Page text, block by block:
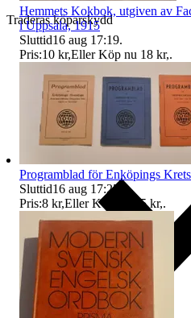
Traderas köparskydd
Hemmets Kokbok, utgiven av
i Uppsala, 1915
Sluttid16 aug 17:19.
Pris:10 kr,Eller Köp nu 18 kr,.
Programblad för Enköpings
Sluttid16 aug 17:25
Pris:8 kr,Eller Köp nu 15 kr,.